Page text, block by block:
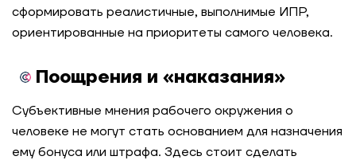
сформировать реалистичные, выполнимые ИПР,
ориентированные на приоритеты самого человека.
Поощрения и «наказания»
Субъективные мнения рабочего окружения о
человеке не могут стать основанием для назначения
ему бонуса или штрафа. Здесь стоит сделать